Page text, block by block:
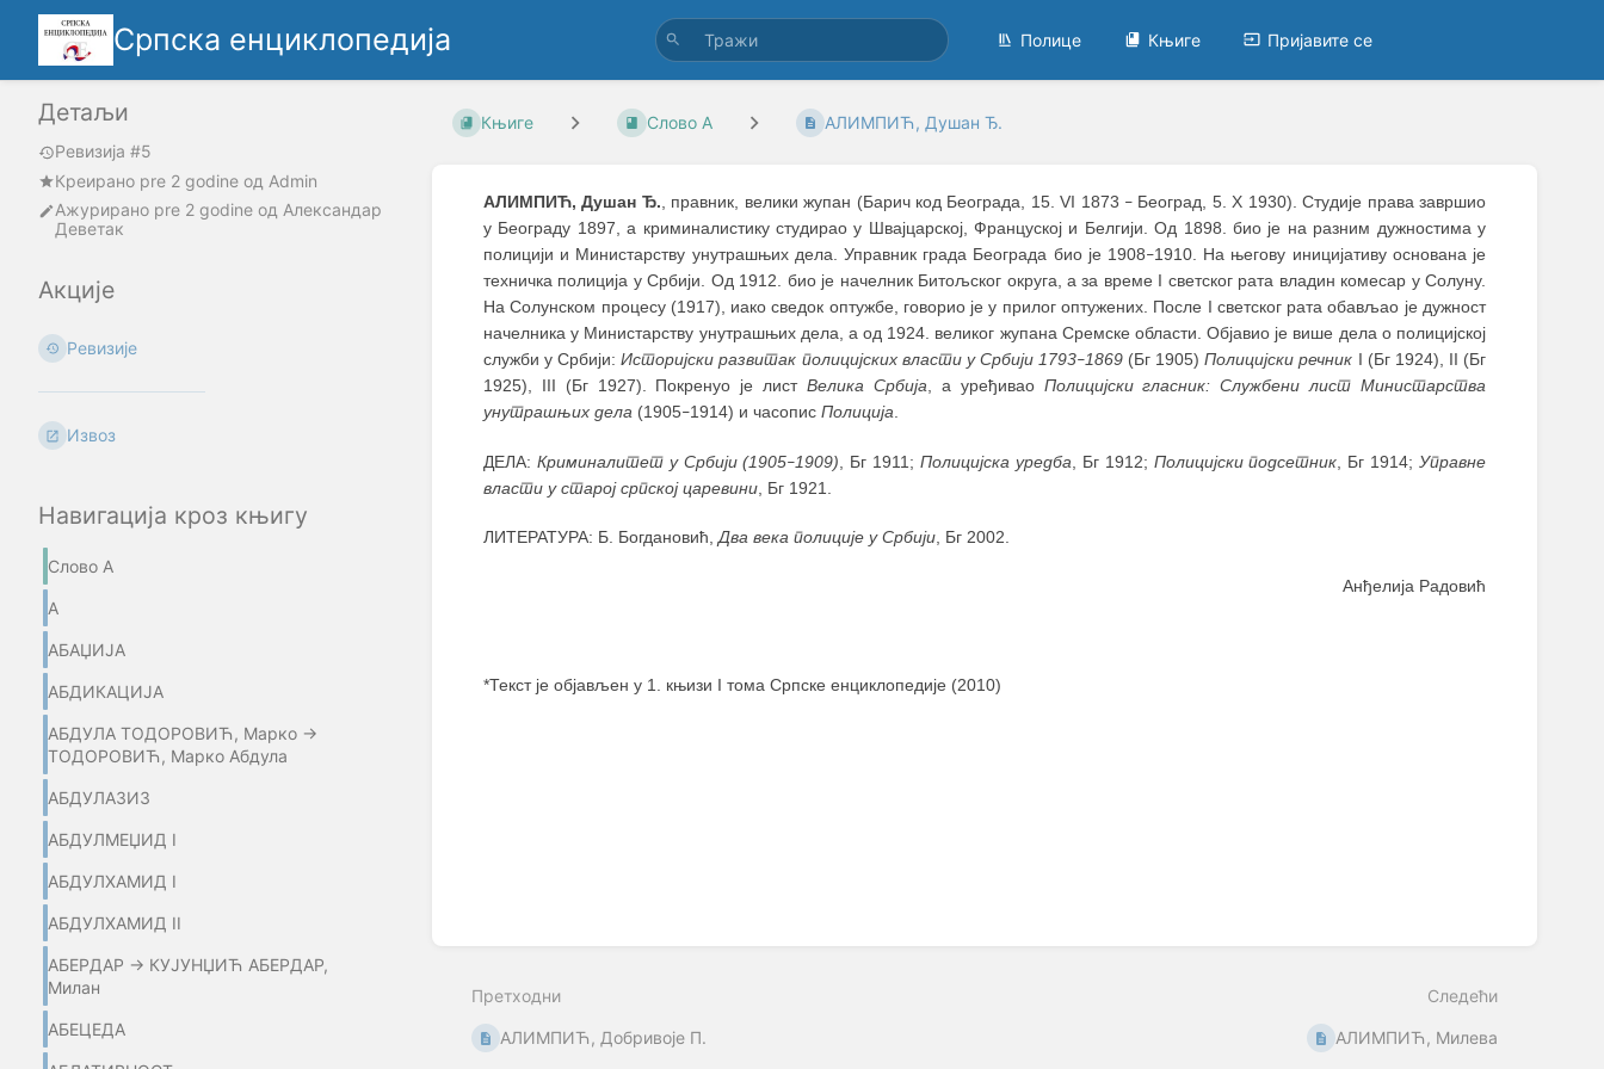
Српска енциклопедија Полице Књиге Пријавите се
Детаљи
Ревизија #5
Креирано pre 2 godine oд Admin
Ажурирано pre 2 godine од Александар
Деветак
Акције
Ревизије
Извоз
Навигација кроз књигу
Слово А
А
АБАЏИЈA
АБДИКАЦИЈА
АБДУЛА ТОДОРОВИЋ, Марко →
ТОДОРОВИЋ, Марко Абдула
АБДУЛАЗИЗ
АБДУЛМЕЏИД I
АБДУЛХАМИД I
АБДУЛХАМИД II
АБЕРДАР → КУЈУНЏИЋ АБЕРДАР,
Милан
АБЕЦЕДА
Књиге Слово А АЛИМПИЋ, Душан Ђ.
АЛИМПИЋ, Душан Ђ., правник, велики жупан (Барич код Београда, 15. VI 1873 – Београд, 5. X 1930). Студије права завршио
у Београду 1897, а криминалистику студирао у Швајцарској, Француској и Белгији. Од 1898. био је на разним дужностима у
полицији и Министарству унутрашњих дела. Управник града Београда био је 1908–1910. На његову иницијативу основана је
техничка полиција у Србији. Од 1912. био је начелник Битољског округа, а за време I светског рата владин комесар у Солуну.
На Солунском процесу (1917), иако сведок оптужбе, говорио је у прилог оптужених. После I светског рата обављао је дужност
начелника у Министарству унутрашњих дела, а од 1924. великог жупана Сремске области. Објавио је више дела о полицијској
служби у Србији:Историјски развитак полицијских власти у Србији 1793–1869 (Бг 1905)Полицијски речник I (Бг 1924), II (Бг
1925), III (Бг 1927). Покренуо је листВелика Србија, а уређивао Полицијски гласник: Службени лист Министарства
унутрашњих дела (1905–1914) и часопис Полиција.
ДЕЛА: Криминалитет у Србији (1905–1909) , Бг 1911;Полицијска уредба , Бг 1912; Полицијски подсетник , Бг 1914;Управне
власти у старој српској царевини , Бг 1921.
ЛИТЕРАТУРА: Б. Богдановић, Два века полиције у Србији , Бг 2002.
Анђелија Радовић
*Текст је објављен у 1. књизи I тома Српске енциклопедије (2010)
Претходни
АЛИМПИЋ, Добривоје П.
Следећи
АЛИМПИЋ, Милева